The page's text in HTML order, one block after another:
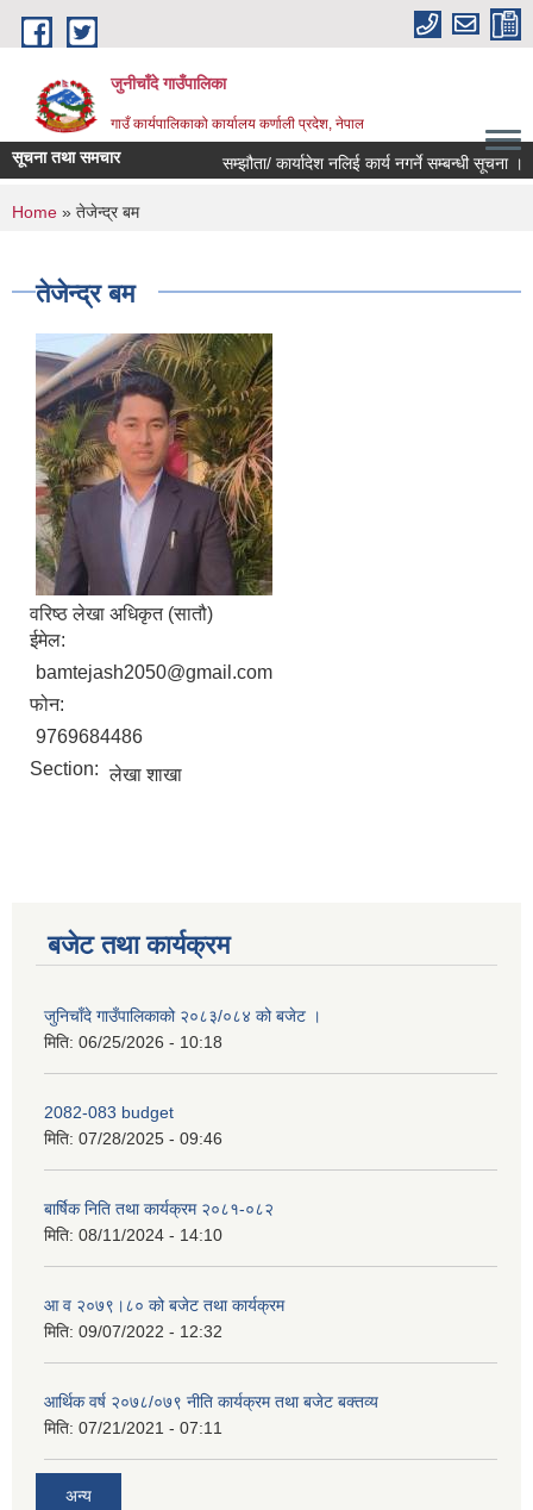
Skip to main content
जुनीचाँदे गाउँपालिका
गाउँ कार्यपालिकाको कार्यालय कर्णाली प्रदेश, नेपाल
सूचना तथा समचार सम्झौता/ कार्यादेश नलिई कार्य नगर्ने सम्बन्धी सूचना ।
You are here
Home » तेजेन्द्र बम
तेजेन्द्र बम
वरिष्‍ठ लेखा अधिकृत (सातौ)
ईमेल:
bamtejash2050@gmail.com
फोन:
9769684486
Section: लेखा शाखा
बजेट तथा कार्यक्रम
जुनिचाँदे गाउँपालिकाको २०८३/०८४ को बजेट ।
मिति: 06/25/2026 - 10:18
2082-083 budget
मिति: 07/28/2025 - 09:46
बार्षिक निति तथा कार्यक्रम २०८१-०८२
मिति: 08/11/2024 - 14:10
आ व २०७९।८० को बजेट तथा कार्यक्रम
मिति: 09/07/2022 - 12:32
आर्थिक वर्ष २०७८/०७९ नीति कार्यक्रम तथा बजेट बक्तव्य
मिति: 07/21/2021 - 07:11
अन्य